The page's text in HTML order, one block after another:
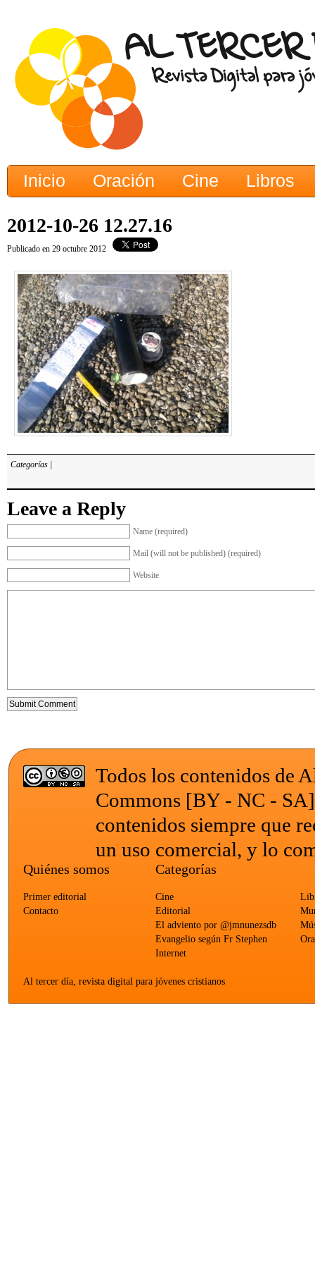
Inicio Oración Cine Libros
2012-10-26 12.27.16
Publicado en 29 octubre 2012
Categorías |
Leave a Reply
Name (required)
Mail (will not be published) (required)
Website
Todos los contenidos de
Commons [BY - NC - SA]
contenidos siempre que
un uso comercial, y lo
Quiénes somos
Primer editorial
Contacto
Categorías
Cine
Editorial
El adviento por @jmnunezsdb
Evangelio según Fr Stephen
Internet
Al tercer día, revista digital para jóvenes cristianos